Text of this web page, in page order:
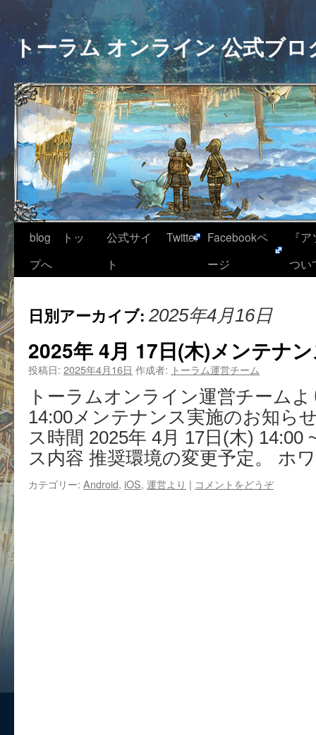
トーラム オンライン 公式ブロ
blog トッ
プへ
公式サイ
ト
Twitter
Facebookペ
ージ
『
つい
日別アーカイブ: 2025年4月16日
2025年 4月 17日(木)メンテナ
投稿日: 2025年4月16日 作成者: トーラム運営チーム
トーラムオンライン運営チーム
14:00メンテナンス実施のお知ら
ス時間 2025年 4月 17日(木) 14:00
ス内容 推奨環境の変更予定。 ホ
カテゴリー: Android, iOS, 運営より | コメントをどうぞ